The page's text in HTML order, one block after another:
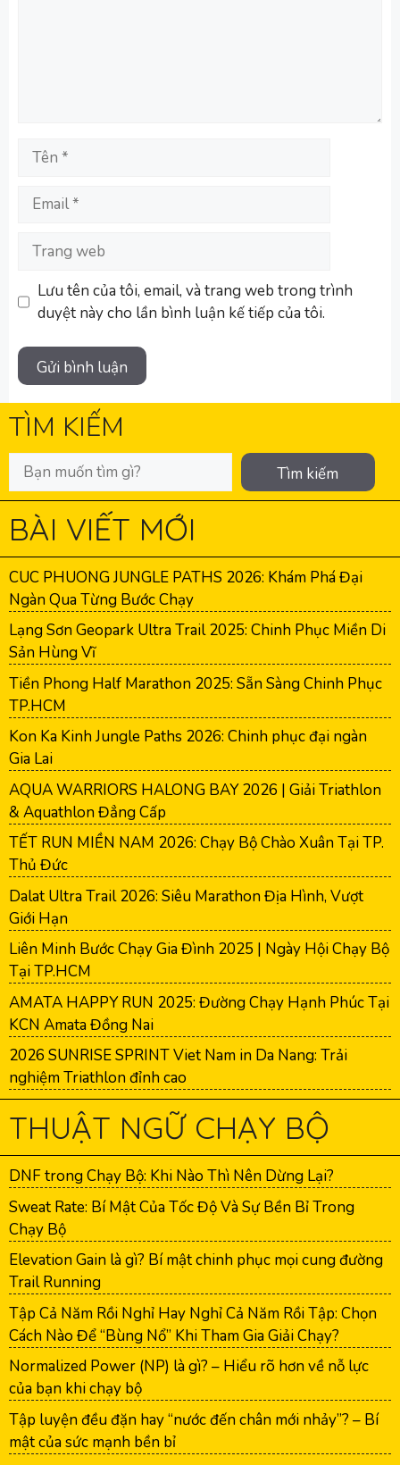
Tên
Email
Trang
Lưu tên của tôi, email, và trang web trong trình
duyệt này cho lần bình luận kế tiếp của tôi.
TÌM KIẾM
Tìm kiếm
BÀI VIẾT MỚI
CUC PHUONG JUNGLE PATHS 2026: Khám Phá Đại
Ngàn Qua Từng Bước Chạy
Lạng Sơn Geopark Ultra Trail 2025: Chinh Phục Miền Di
Sản Hùng Vĩ
Tiền Phong Half Marathon 2025: Sẵn Sàng Chinh Phục
TP.HCM
Kon Ka Kinh Jungle Paths 2026: Chinh phục đại ngàn
Gia Lai
AQUA WARRIORS HALONG BAY 2026 | Giải Triathlon
& Aquathlon Đẳng Cấp
TẾT RUN MIỀN NAM 2026: Chạy Bộ Chào Xuân Tại TP.
Thủ Đức
Dalat Ultra Trail 2026: Siêu Marathon Địa Hình, Vượt
Giới Hạn
Liên Minh Bước Chạy Gia Đình 2025 | Ngày Hội Chạy Bộ
Tại TP.HCM
AMATA HAPPY RUN 2025: Đường Chạy Hạnh Phúc Tại
KCN Amata Đồng Nai
2026 SUNRISE SPRINT Viet Nam in Da Nang: Trải
nghiệm Triathlon đỉnh cao
THUẬT NGỮ CHẠY BỘ
DNF trong Chạy Bộ: Khi Nào Thì Nên Dừng Lại?
Sweat Rate: Bí Mật Của Tốc Độ Và Sự Bền Bỉ Trong
Chạy Bộ
Elevation Gain là gì? Bí mật chinh phục mọi cung đường
Trail Running
Tập Cả Năm Rồi Nghỉ Hay Nghỉ Cả Năm Rồi Tập: Chọn
Cách Nào Để “Bùng Nổ” Khi Tham Gia Giải Chạy?
Normalized Power (NP) là gì? – Hiểu rõ hơn về nỗ lực
của bạn khi chạy bộ
Tập luyện đều đặn hay “nước đến chân mới nhảy”? – Bí
mật của sức mạnh bền bỉ